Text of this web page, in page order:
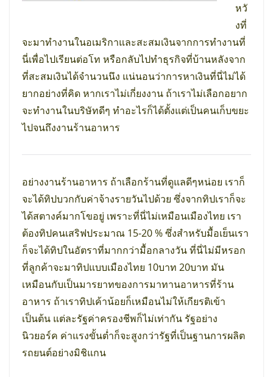
หวั
งที่
จะมาทำงานในอเมริกาและสะสมเงินจากการทำงานที่
นี่เพื่อไปเรียนต่อโท หรือกลับไปทำธุรกิจที่บ้านหลังจาก
ที่สะสมเงินได้จำนวนนึง แน่นอนว่าการหาเงินที่นี่ไม่ได้
ยากอย่างที่คิด หากเราไม่เกี่ยงงาน ถ้าเราไม่เลือกอยาก
จะทำงานในบริษัทดีๆ ทำอะไรก็ได้ตั้งแต่เป็นคนเก็บขยะ
ไปจนถึงงานร้านอาหาร
อย่างงานร้านอาหาร ถ้าเลือกร้านที่ดูแลดีๆหน่อย เราก็
จะได้ทิปบวกกับค่าจ้างรายวันไปด้วย ซึ่งจากทิปเราก็จะ
ได้สตางค์มากโขอยู่ เพราะที่นี่ไม่เหมือนเมืองไทย เรา
ต้องทิปคนเสริฟประมาณ 15-20 % ซึ่งสำหรับมื้อเย็นเรา
ก็จะได้ทิปในอัตราที่มากกว่ามื้อกลางวัน ที่นี่ไม่มีหรอก
ที่ลูกค้าจะมาทิปแบบเมืองไทย 10บาท 20บาท มัน
เหมือนกับเป็นมารยาทของการมาทานอาหารที่ร้าน
อาหาร ถ้าเราทิปเค้าน้อยก็เหมือนไม่ให้เกียรติเข้า
เป็นต้น แต่ละรัฐค่าครองชีพก็ไม่เท่ากัน รัฐอย่าง
นิวยอร์ค ค่าแรงขั้นต่ำก็จะสูงกว่ารัฐที่เป็นฐานการผลิต
รถยนต์อย่างมิชิแกน